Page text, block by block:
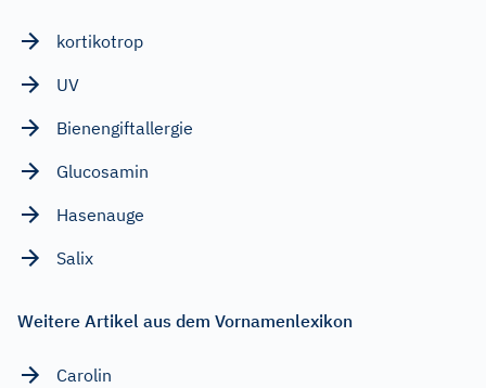
kortikotrop
UV
Bienengiftallergie
Glucosamin
Hasenauge
Salix
Weitere Artikel aus dem Vornamenlexikon
Carolin